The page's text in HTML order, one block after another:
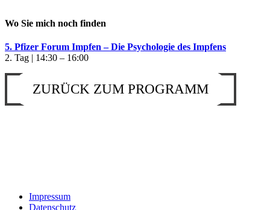
Wo Sie mich noch finden
5. Pfizer Forum Impfen – Die Psychologie des Impfens
2. Tag | 14:30 – 16:00
ZURÜCK ZUM PROGRAMM
Impressum
Datenschutz